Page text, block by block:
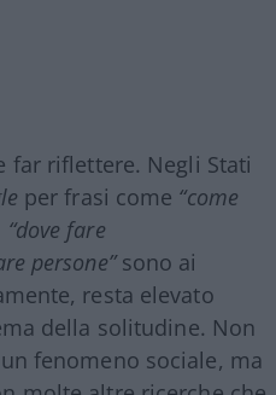
far riflettere. Negli Stati
per frasi come “come
“dove fare
persone”sono ai
resta elevato
della solitudine. Non
fenomeno sociale, ma